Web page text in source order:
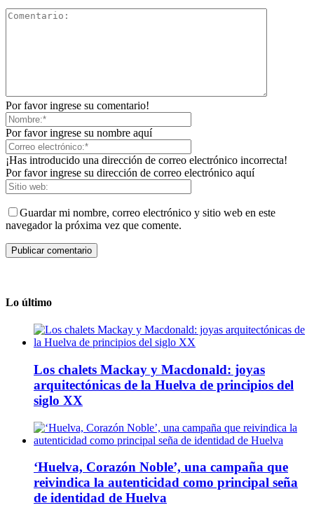
Por favor ingrese su comentario!
Por favor ingrese su nombre aquí
¡Has introducido una dirección de correo electrónico incorrecta!
Por favor ingrese su dirección de correo electrónico aquí
Guardar mi nombre, correo electrónico y sitio web en este
navegador la próxima vez que comente.
Lo último
Los chalets Mackay y Macdonald: joyas
arquitectónicas de la Huelva de principios del
siglo XX
‘Huelva, Corazón Noble’, una campaña que
reivindica la autenticidad como principal seña
de identidad de Huelva